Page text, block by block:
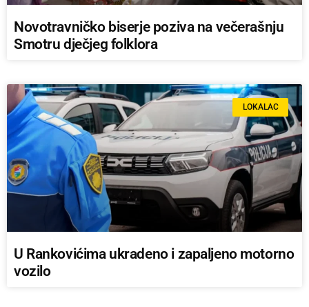
Novotravničko biserje poziva na večerašnju
Smotru dječjeg folklora
LOKALAC
U Rankovićima ukradeno i zapaljeno motorno
vozilo